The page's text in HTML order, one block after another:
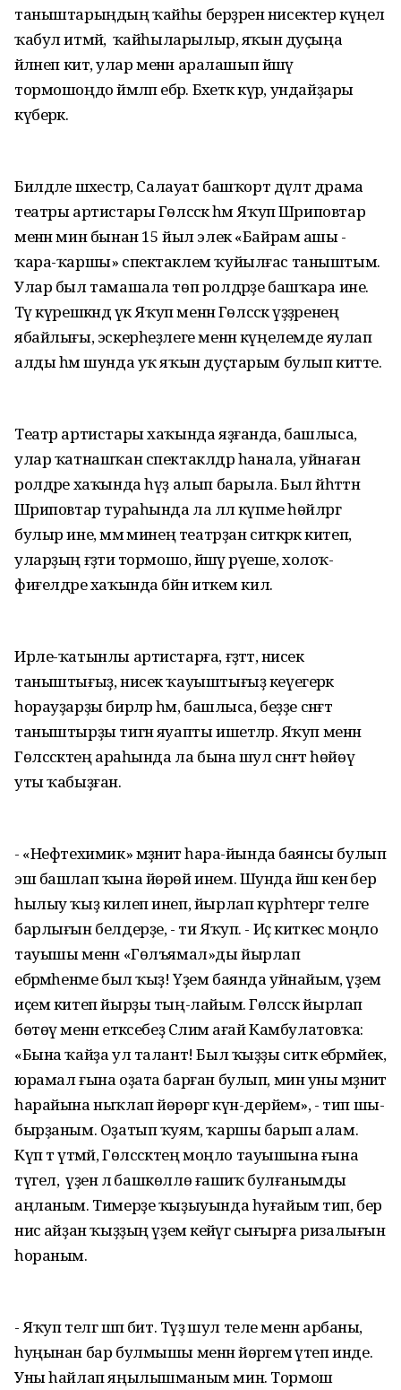
таныштарыңдың ҡайһы берҙәрен нисектер күңел
ҡабул итмәй, ә ҡайһыларылыр, яҡын дуҫыңа
әйләнеп китә, улар менән аралашып йәшәү
тормошоңдо йәмләп ебәрә. Бәхеткә күрә, ундайҙары
күберәк.
Билдәле шәхестәр, Салауат башҡорт дәүләт драма
театры артистары Гөлсәсәк һәм Яҡуп Шәриповтар
менән мин бынан 15 йыл элек «Байрам ашы -
ҡара-ҡаршы» спектаклем ҡуйылғас таныштым.
Улар был тамашала төп ролдәрҙе башҡара ине.
Тәү күрешкәндә үк Яҡуп менән Гөлсәсәк үҙҙәренең
ябайлығы, эскерһеҙлеге менән күңелемде яулап
алды һәм шунда уҡ яҡын дуҫтарым булып китте.
Театр артистары хаҡында яҙғанда, башлыса,
улар ҡатнашҡан спектаклдәр һанала, уйнаған
ролдәре хаҡында һүҙ алып барыла. Был йәһәттән
Шәриповтар тураһында ла әллә күпме һөйләргә
булыр ине, әммә минең театрҙан ситкәрәк китеп,
уларҙың ғәҙәти тормошо, йәшәү рәүеше, холоҡ-
фиғелдәре хаҡында бәйән иткем килә.
Ирле-ҡатынлы артистарға, ғәҙәттә, нисек
таныштығыҙ, нисек ҡауыштығыҙ кеүегерәк
һорауҙарҙы бирәләр һәм, башлыса, беҙҙе сәнғәт
таныштырҙы тигән яуапты ишетәләр. Яҡуп менән
Гөлсәсәктең араһында ла бына шул сәнғәт һөйөү
уты ҡабыҙған.
- «Нефтехимик» мәҙәниәт һара-йында баянсы булып
эш башлап ҡына йөрөй инем. Шунда йәш кенә бер
һылыу ҡыҙ килеп инеп, йырлап күрһәтергә теләге
барлығын белдерҙе, - ти Яҡуп. - Иҫ киткес моңло
тауышы менән «Гөлъямал»ды йырлап
ебәрмәһенме был ҡыҙ! Үҙем баянда уйнайым, үҙем
иҫем китеп йырҙы тың-лайым. Гөлсәсәк йырлап
бөтөү менән етәксебеҙ Сәлим ағай Камбулатовҡа:
«Бына ҡайҙа ул талант! Был ҡыҙҙы ситкә ебәрмәйек,
юрамал ғына оҙата барған булып, мин уны мәҙәниәт
һарайына ныҡлап йөрөргә күн-дерәйем», - тип шы-
бырҙаным. Оҙатып ҡуям, ҡаршы барып алам.
Күп тә үтмәй, Гөлсәсәктең моңло тауышына ғына
түгел, ә үҙенә лә башкөллө ғашиҡ булғанымды
аңланым. Тимерҙе ҡыҙыуында һуғайым тип, бер
нисә айҙан ҡыҙҙың үҙемә кейәүгә сығырға ризалығын
һораным.
- Яҡуп телгә шәп бит. Тәүҙә шул теле менән арбаны,
һуңынан бар булмышы менән йөрәгемә үтеп инде.
Уны һайлап яңылышманым мин. Тормош